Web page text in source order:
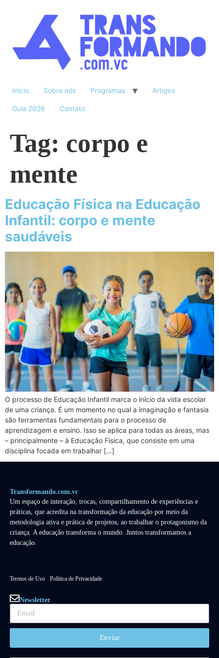
Início Sobre nós Programas Artigos
Guia 2026 Contato
Tag: corpo e
mente
Educação Física na Educação
Infantil: corpo e mente
saudáveis
O processo de Educação Infantil marca o início da vida escolar
de uma criança. É um momento no qual a imaginação e fantasia
são ferramentas fundamentais para o processo de
aprendizagem e ensino. Isso se aplica para todas as áreas, mas
– principalmente – à Educação Física, que consiste em uma
disciplina focada em trabalhar […]
Transformando.com.vc
Um espaço de interação, trocas, compartilhamento de experiências e
práticas, que acredita na transformação da educação por meio da
metodologia ativa e prática de projetos, ao trabalhar o protagonismo da
criança. A educação transforma o mundo. Juntos transformamos a
educação.
Termos de Uso Política de Privacidade
Newsletter
Enviar